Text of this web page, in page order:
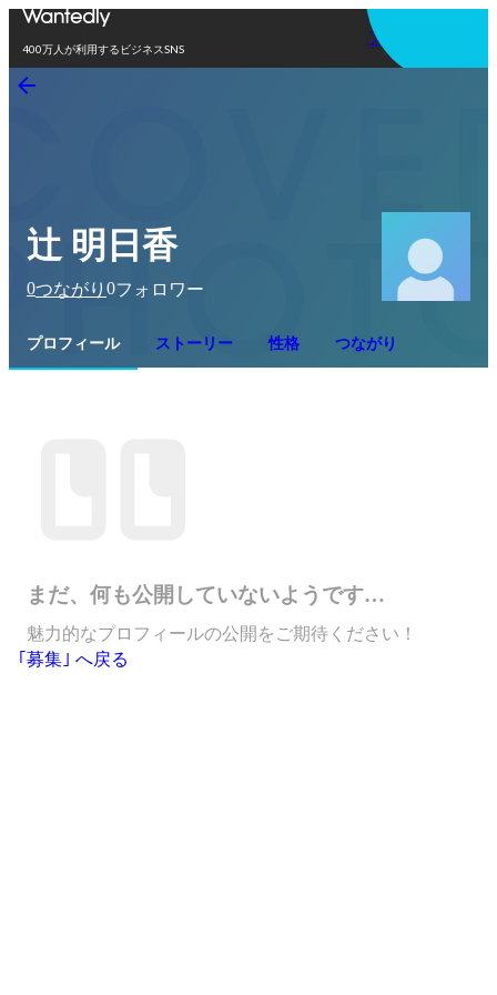
400万人が利用するビジネスSNS
アプリを使う
辻 明日香
0つながり 0フォロワー
プロフィール ストーリー 性格 つながり
まだ、何も公開していないようです…
魅力的なプロフィールの公開をご期待ください！
｢募集｣ へ戻る